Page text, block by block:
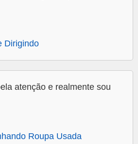
Dirigindo
atenção e realmente sou
Roupa Usada